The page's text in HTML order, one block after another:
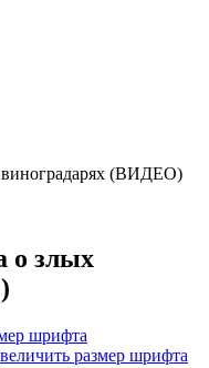
виноградарях (ВИДЕО)
о злых
шрифта
размер шрифта